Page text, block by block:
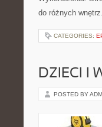
do różnych
CATEGORIES:
DZIECI I
POSTED BY